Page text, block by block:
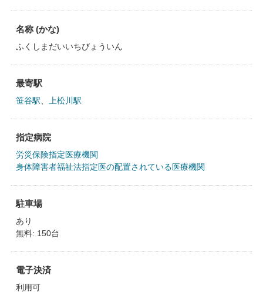
名称 (かな)
ふくしまだいいちびょういん
最寄駅
笹谷駅 上松川駅
指定病院
労災保険指定医療機関
身体障害者福祉法指定医の配置されている医療機関
駐車場
あり
無料: 150台
電子決済
利用可